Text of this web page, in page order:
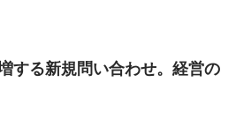
する新規問い合わせ。経営の